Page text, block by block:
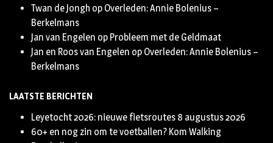
Twan de Jongh op Overleden: Annie Bolenius –
Berkelmans
Jan van Engelen op Probleem met de Geldmaat
Jan en Roos van Engelen op Overleden: Annie Bolenius –
Berkelmans
LAATSTE BERICHTEN
Leyetocht 2026: nieuwe fietsroutes 8 augustus 2026
60+ en nog zin om te voetballen? Kom Walking